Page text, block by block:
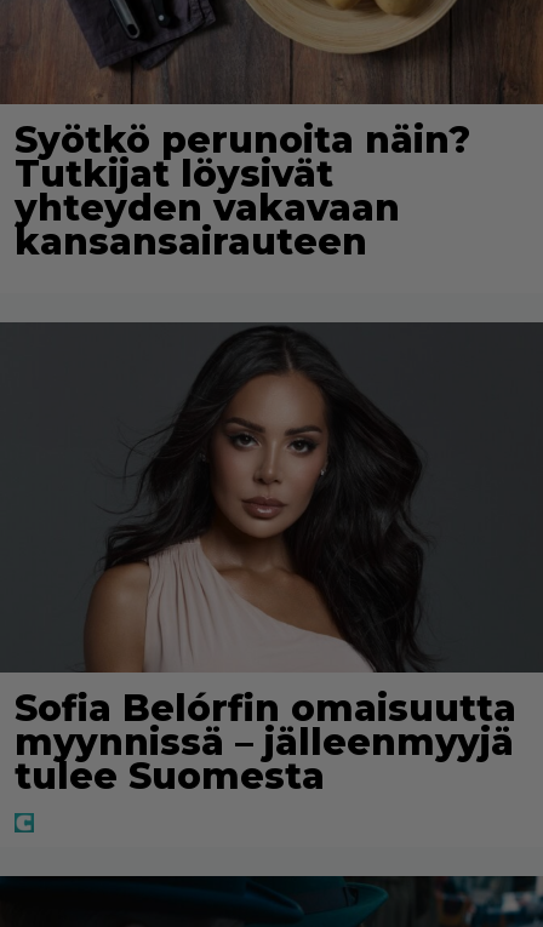
Syötkö perunoita näin?
Tutkijat löysivät
yhteyden vakavaan
kansansairauteen
Sofia Belórfin omaisuutta
myynnissä – jälleenmyyjä
tulee Suomesta